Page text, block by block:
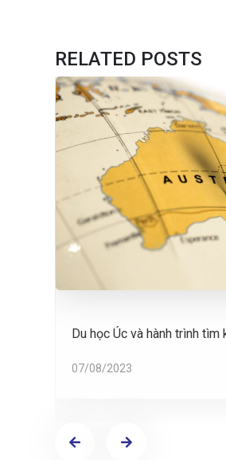
RELATED POSTS
Du học Úc và hành trình tìm
07/08/2023